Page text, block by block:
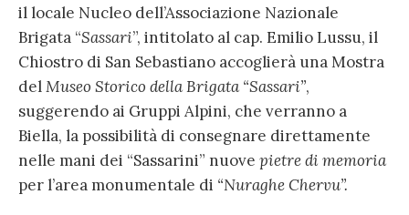
il locale Nucleo dell’Associazione Nazionale
Brigata “Sassari”, intitolato al cap. Emilio Lussu, il
Chiostro di San Sebastiano accoglierà una Mostra
delMuseo Storico della Brigata “Sassari”,
suggerendo ai Gruppi Alpini, che verranno a
Biella, la possibilità di consegnare direttamente
nelle mani dei “Sassarini” nuove pietre di memoria
per l’area monumentale di “Nuraghe Chervu”.